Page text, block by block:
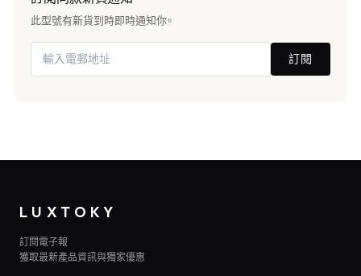
此型號有新貨到時即時通知你。
訂閱
LUXTOKY
訂閱電子報
獲取最新產品資訊與獨家優惠